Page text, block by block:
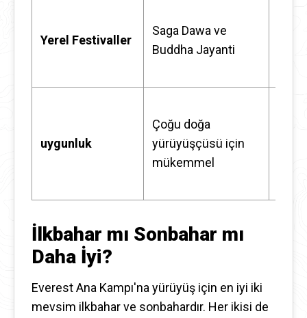
Yerel Festivaller
Saga Dawa ve
Buddha Jayanti
uygunluk
Çoğu doğa
yürüyüşçüsü için
mükemmel
İlkbahar mı Sonbahar mı
Daha İyi?
Everest Ana Kampı'na yürüyüş için en iyi iki
mevsim ilkbahar ve sonbahardır. Her ikisi de